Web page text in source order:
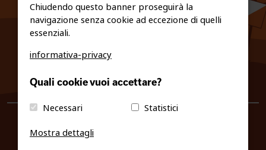
info@fiso.it|fiso@pec-mail.eu
Chiudendo questo banner proseguirà la
navigazione senza cookie ad eccezione di quelli
essenziali.
informativa-privacy
Quali cookie vuoi accettare?
Necessari
Statistici
Mostra dettagli